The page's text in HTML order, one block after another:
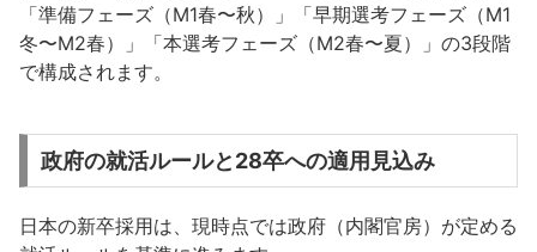
「準備フェーズ（M1春〜秋）」「早期選考フェーズ（M1
冬〜M2春）」「本選考フェーズ（M2春〜夏）」の3段階
で構成されます。
政府の就活ルールと28卒への適用見込み
日本の新卒採用は、現時点では政府（内閣官房）が定める